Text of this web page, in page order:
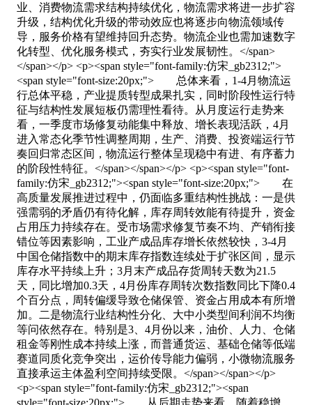
业、消费物流需求结构持续优化，物流需求将进一步扩容
升级，结构优化升级的带动效应也将逐步向物流领域传
导，服务价格有望维持回升态势。物流企业也需加速数字
化转型、优化服务模式，夯实行业发展韧性。</span>
</span></p> <p><span style="font-family:仿宋_gb2312;">
<span style="font-size:20px;"> 总体来看，1-4月物流运
行总体平稳，产业提质转型成果扎实，同时阶段性运行特
征与结构性发展短板仍需理性看待。从月度运行走势来
看，一季度市场修复动能集中释放、增长表现活跃，4月
进入常态化季节性调整周期，生产、消费、投资端运行节
奏回归常态区间，物流运行整体呈现稳中有进、有序蓄力
的阶段性特征。</span></span></p> <p><span style="font-
family:仿宋_gb2312;"><span style="font-size:20px;"> 在
高质量发展推进过程中，仍面临多重结构性挑战：一是供
强需弱的矛盾仍有待化解，库存周转效能有待提升，资金
占用压力持续存在。受市场需求修复节奏不均、产销衔接
错位等因素影响，工业产成品库存增长依然较快，3-4月
中国仓储指数中的期末库存指数连续处于扩张区间，显示
库存水平持续上升；3月末产成品存货周转天数为21.5
天，同比增加0.3天，4月份库存周转次数指数同比下降0.4
个百分点，周转偏缓导致仓储保管、资金占用成本有所增
加。二是物流行业结构性分化、大中小类型间利润不均衡
等问依然存在。特别是3、4月份以来，油价、人力、仓储
租金等刚性成本持续上涨，而普通货运、基础仓储等低端
赛道同质化竞争突出，运价传导能力偏弱，小微物流服务
直接承运主体盈利空间持续受限。</span></span></p>
<p><span style="font-family:仿宋_gb2312;"><span
style="font-size:20px;"> 从后期走势来看，随着稳增